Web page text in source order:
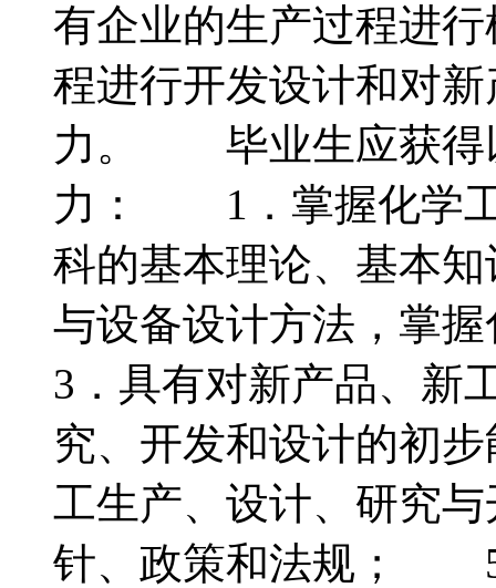
有企业的生产过程进
程进行开发设计和对
力。 毕业生应获得
力： 1．掌握化学工
科的基本理论、基本
与设备设计方法，
3．具有对新产品、新
究、开发和设计的初
工生产、设计、研究
针、政策和法规； 5